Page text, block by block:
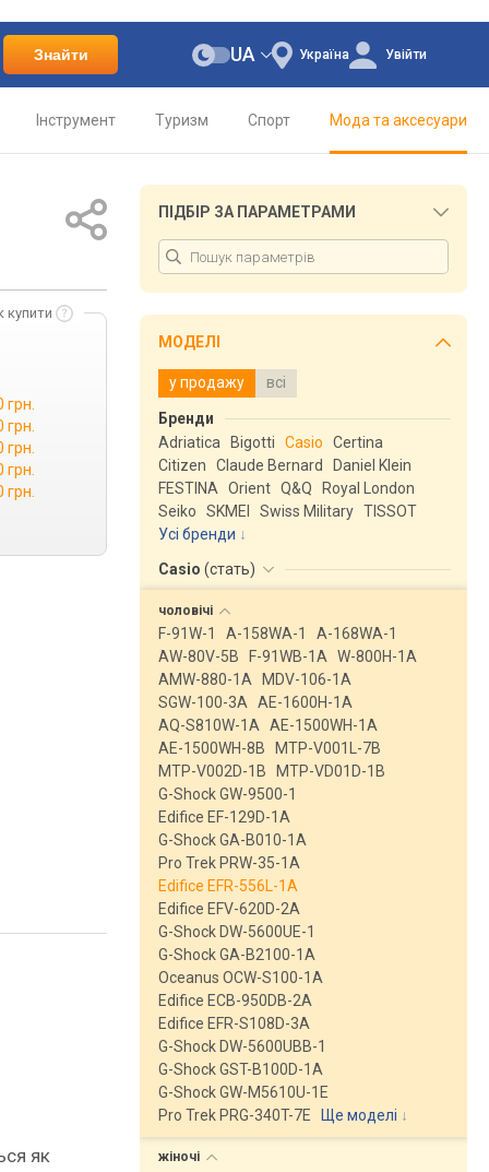
Знайти Україна
UA Увійти
Інструмент Туризм Спорт Мода та аксесуари
купити
грн.
грн.
грн.
грн.
грн.
ПІДБІР ЗА ПАРАМЕТРАМИ
МОДЕЛІ
у продажу всі
Бренди
Adriatica
Bigotti Casio
Certina
Citizen
Claude Bernard
Daniel Klein
FESTINA
Orient Q&Q
Royal London
Seiko
SKMEI Swiss Military TISSOT
Усі бренди
Casio (стать)
чоловічі
F-91W-1 A-158WA-1
A-168WA-1
AW-80V-5B
F-91WB-1A
W-800H-1A
AMW-880-1A
MDV-106-1A
SGW-100-3A
AE-1600H-1A
AQ-S810W-1A
AE-1500WH-1A
AE-1500WH-8B
MTP-V001L-7B
MTP-V002D-1B
MTP-VD01D-1B
G-Shock GW-9500-1
Edifice EF-129D-1A
G-Shock GA-B010-1A
Pro Trek PRW-35-1A
Edifice EFR-556L-1A
Edifice EFV-620D-2A
G-Shock DW-5600UE-1
G-Shock GA-B2100-1A
Oceanus OCW-S100-1A
Edifice ECB-950DB-2A
Edifice EFR-S108D-3A
G-Shock DW-5600UBB-1
G-Shock GST-B100D-1A
G-Shock GW-M5610U-1E
Pro Trek PRG-340T-7E
Ще моделі ↓
жіночі